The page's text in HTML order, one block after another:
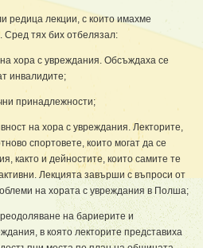
редица лекции, с които имахме
Сред тях бих отбелязал:
с увреждания. Обсъждаха се
инвалидите;
принадлежности;
на хора с увреждания. Лекторите,
спортовете, които могат да се
както и дейностите, които самите те
Лекцията завърши с въпроси от
на хората с увреждания в Полша;
на бариерите и
в която лекторите представиха